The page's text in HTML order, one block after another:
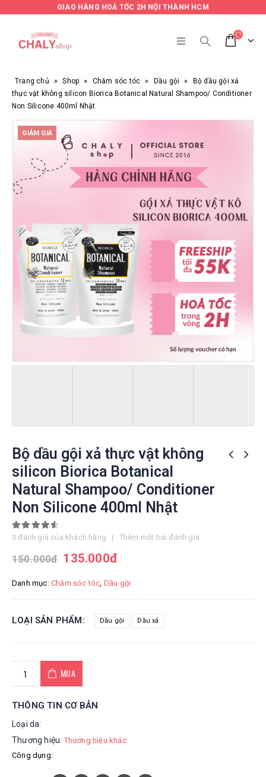
GIAO HÀNG HOẢ TỐC 2H NỘI THÀNH HCM
Trang chủ » Shop » Chăm sóc tóc » Dầu gội »
Bộ dầu gội xả
thực vật không silicon Biorica Botanical Natural Shampoo/ Conditioner
Non Silicone 400ml Nhật
GIẢM GIÁ
Bộ dầu gội xả thực vật không
silicon Biorica Botanical
Natural Shampoo/ Conditioner
Non Silicone 400ml Nhật
4.67out of 5
3 đánh giá của khách hàng | Thêm một bài đánh giá
150.000đ 135.000đ
Danh mục: Chăm sóc tóc, Dầu gội
LOẠI SẢN PHẨM Dầu gội Dầu xả
MUA
THÔNG TIN CƠ BẢN
Loại da:
Thương hiệu: Thương hiệu khác
Công dụng: